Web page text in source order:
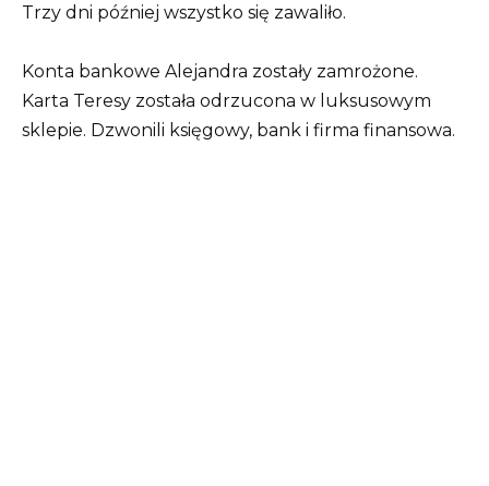
Trzy dni później wszystko się zawaliło.
Konta bankowe Alejandra zostały zamrożone.
Karta Teresy została odrzucona w luksusowym
sklepie. Dzwonili księgowy, bank i firma finansowa.